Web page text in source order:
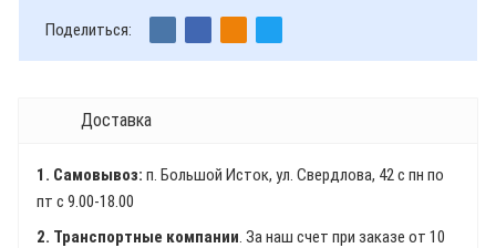
Поделиться:
Доставка
1. Самовывоз: п. Большой Исток, ул. Свердлова, 42 с пн по
пт с 9.00-18.00
2. Транспортные компании. За наш счет при заказе от 10